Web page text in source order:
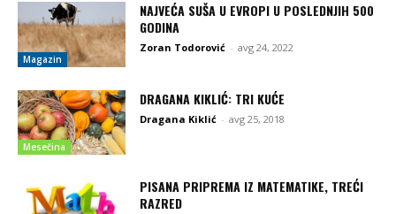
Magazin
NAJVEĆA SUŠA U EVROPI U POSLEDNJIH 500
GODINA
Zoran Todorović - avg 24, 2022
Mesečina
DRAGANA KIKLIĆ: TRI KUĆE
Dragana Kiklić - avg 25, 2018
PISANA PRIPREMA IZ MATEMATIKE, TREĆI
RAZRED